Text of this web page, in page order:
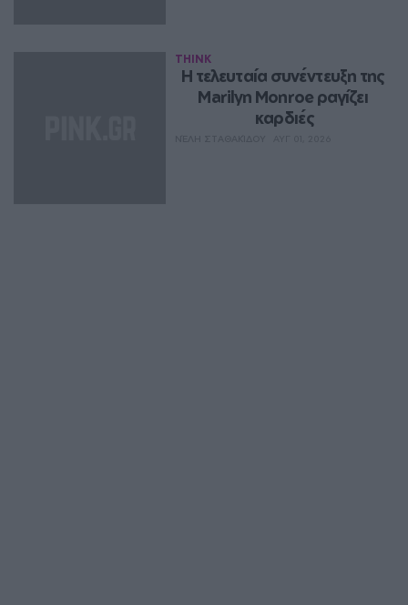
THINK
Η τελευταία συνέντευξη της
Marilyn Monroe ραγίζει
καρδιές